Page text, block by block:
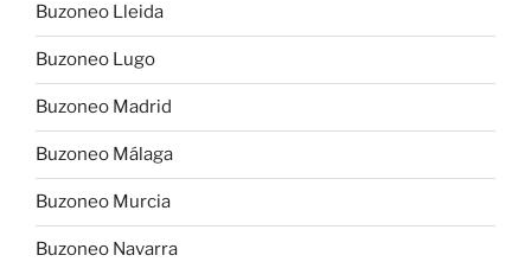
Buzoneo Lleida
Buzoneo Lugo
Buzoneo Madrid
Buzoneo Málaga
Buzoneo Murcia
Buzoneo Navarra